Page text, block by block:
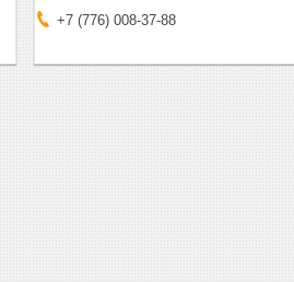
+7 (776) 008-37-88